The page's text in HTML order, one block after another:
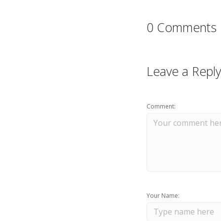
0 Comments
Leave a Reply
Comment:
Your Name: